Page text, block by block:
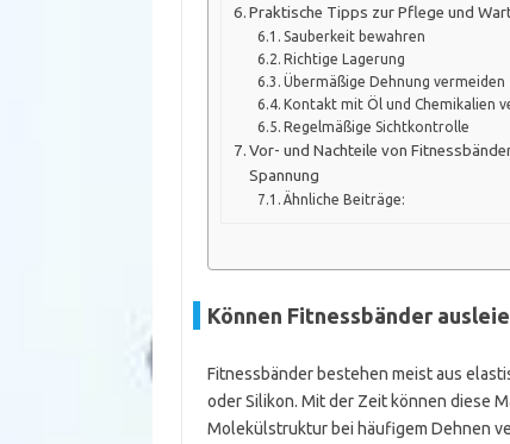
Praktische Tipps zur Pflege und
Sauberkeit bewahren
Richtige Lagerung
Übermäßige Dehnung vermeiden
Kontakt mit Öl und Chemikalien
Regelmäßige Sichtkontrolle
Vor- und Nachteile von
Spannung
Ähnliche Beiträge:
Können Fitnessbänder
Fitnessbänder bestehen meist aus
oder Silikon. Mit der Zeit können diese
Molekülstruktur bei häufigem Dehnen